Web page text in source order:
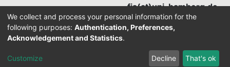
fis(at)uni-bamberg.de
University Library
(0951) 863-1568
We collect and process your personal information for the
following purposes: Authentication, Preferences,
Acknowledgement and Statistics.
Customize Decline That's ok